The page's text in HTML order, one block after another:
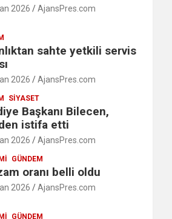
2026 AjansPres.com
sahte yetkili servis
2026 AjansPres.com
SIYASET
Başkanı Bilecen,
istifa etti
2026 AjansPres.com
GÜNDEM
oranı belli oldu
2026 AjansPres.com
GÜNDEM